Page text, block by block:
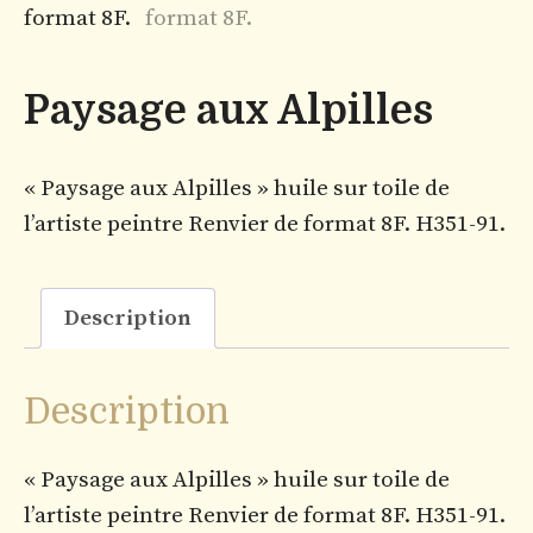
Paysage aux Alpilles
« Paysage aux Alpilles » huile sur toile de
l’artiste peintre Renvier de format 8F. H351-91.
Description
Description
« Paysage aux Alpilles » huile sur toile de
l’artiste peintre Renvier de format 8F. H351-91.